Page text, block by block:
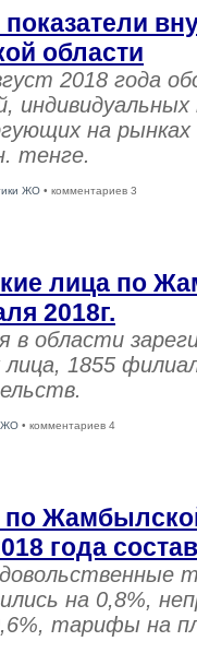
области
2018 года
на рынках
тенге.
ЖО • комментариев 3
лица по
2018г.
в области
лица, 1855
ЖО • комментариев 4
года
на 0,8%,
тарифы на